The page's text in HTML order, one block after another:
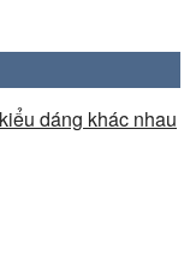
dáng khác nhau